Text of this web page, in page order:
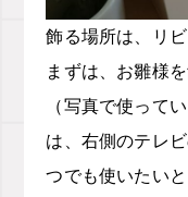
飾る場所は、リ
まずは、お雛様
（写真で使って
は、右側のテレ
つでも使いたい